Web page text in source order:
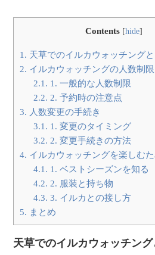
Contents [hide]
1. 天草でのイルカウォッチングと
2. イルカウォッチングの人数制限
2.1. 1. 一般的な人数制限
2.2. 2. 予約時の注意点
3. 人数変更の手続き
3.1. 1. 変更のタイミング
3.2. 2. 変更手続きの方法
4. イルカウォッチングを楽しむ
4.1. 1. ベストシーズンを知る
4.2. 2. 服装と持ち物
4.3. 3. イルカとの接し方
5. まとめ
天草でのイルカウォッチング